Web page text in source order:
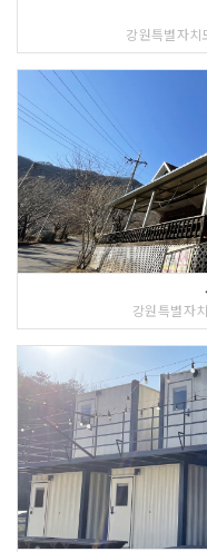
강원특별자
강원특별자